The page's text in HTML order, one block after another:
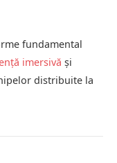
fundamental
imersivă și
distribuite la